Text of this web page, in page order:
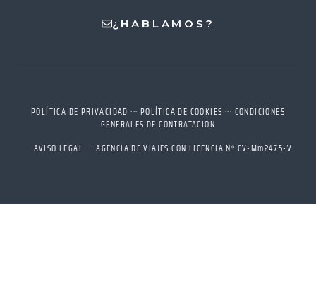
¿HABLAMOS?
POLÍTICA DE PRIVACIDAD ··· POLÍTICA DE COOKIES ··· CONDICIONES
GENERALES DE CONTRATACIÓN
··· AVISO LEGAL — AGENCIA DE VIAJES CON LICENCIA Nº CV-Mm2475-V